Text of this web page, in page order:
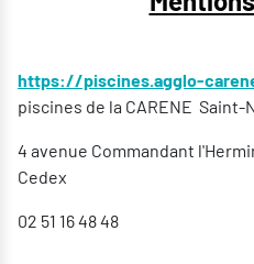
https://piscines.agglo-
piscines de la CARENE Saint-
4 avenue Commandant
Cedex
02 51 16 48 48